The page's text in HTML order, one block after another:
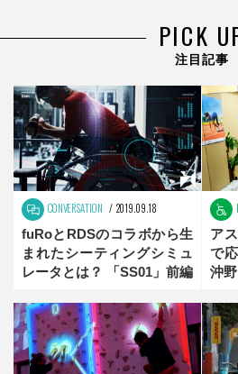
PICK
注目記事
CONVERSATION 2019.09.18
fuRoとRDSのコラボから生
まれたシーティングシミュ
レータとは？ 「SS01」前編
ア
で
沖